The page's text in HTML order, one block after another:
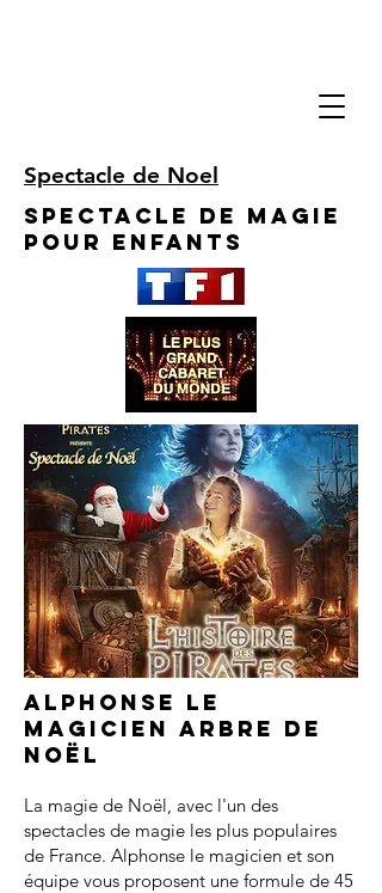
Spectacle de Noel
Spectacle de Magie
pour enfants
Alphonse le
magicien arbre de
noël
La magie de Noël, avec l'un des
spectacles de magie les plus populaires
de France. Alphonse le magicien et son
équipe vous proposent une formule de 45